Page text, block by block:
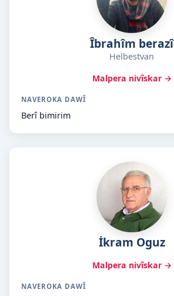
Îbrahîm berazî
Helbestvan
Malpera nivîskar →
NAVEROKA DAWÎ
Berî bimirim
İkram Oguz
Malpera nivîskar →
NAVEROKA DAWÎ